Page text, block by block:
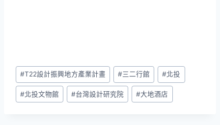
Post
Tags:
#T22設計振興地方產業計畫 #三二行館 #北投
#北投文物館 #台灣設計研究院 #大地酒店